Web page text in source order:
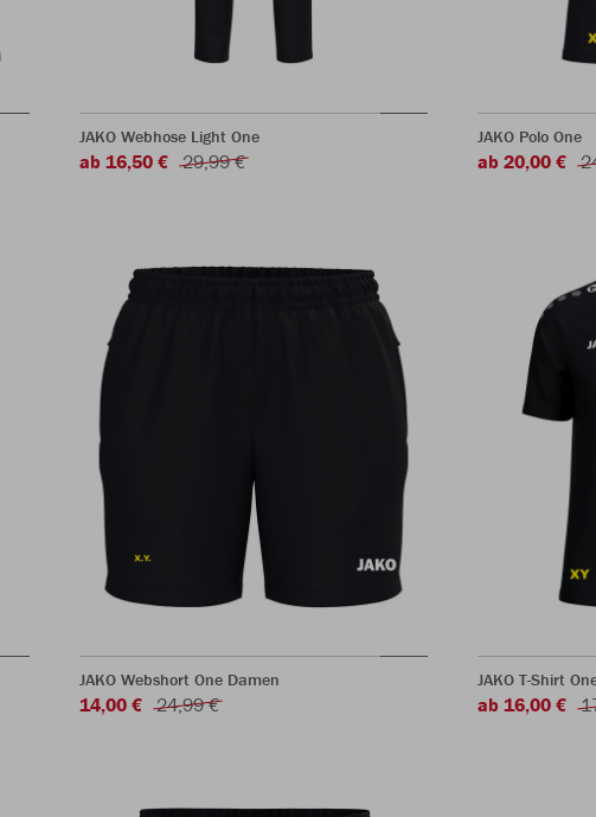
JAKO Webhose Light One
ab 16,50 € 29,99 €
JAKO Polo One
ab 20,00 €
JAKO Webshort One Damen
14,00 € 24,99 €
JAKO T-Shirt
ab 16,00 €